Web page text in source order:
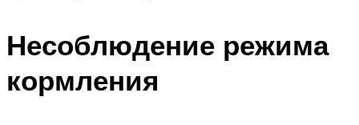
Несоблюдение режима
кормления